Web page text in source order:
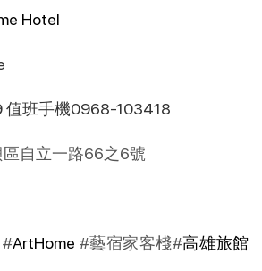
Hotel
班手機0968-103418
自立一路66之6號
#ArtHome #藝宿家客棧#高雄旅館